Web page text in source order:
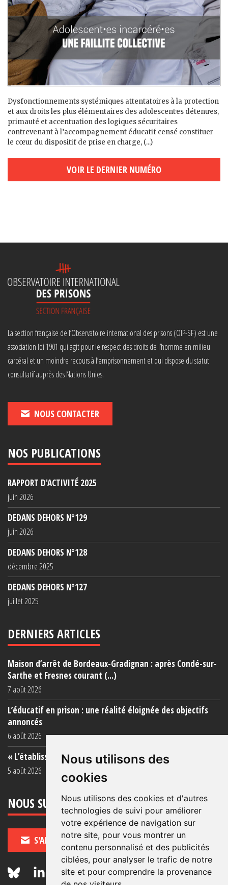
Nous utilisons des
cookies
Nous utilisons des cookies et d'autres
technologies de suivi pour améliorer
votre expérience de navigation sur
notre site, pour vous montrer un
contenu personnalisé et des publicités
ciblées, pour analyser le trafic de notre
site et pour comprendre la provenance
Dysfonctionnements systémiques attentatoires à la protection
et aux droits les plus élémentaires des adolescent·es détenu·es,
primauté et accentuation des logiques sécuritaires
contrevenant à l’accompagnement éducatif censé constituer
le cœur du dispositif de prise en charge, (...)
VOIR LE DERNIER NUMÉRO
La section française de l’Observatoire international des prisons (OIP-SF) est une
association loi 1901 qui agit pour le respect des droits de l’homme en milieu
carcéral et un moindre recours à l’emprisonnement et qui dispose du statut
consultatif auprès des Nations Unies.
NOUS CONTACTER
NOS PUBLICATIONS
RAPPORT D'ACTIVITÉ 2025
juin 2026
DEDANS DEHORS N°129
juin 2026
DEDANS DEHORS N°128
décembre 2025
DEDANS DEHORS N°127
juillet 2025
DERNIERS ARTICLES
Maison d’arrêt de Bordeaux-Gradignan : après Condé-sur-
Sarthe et Fresnes courant (...)
7 août 2026
L’éducatif en prison : une réalité éloignée des objectifs
annoncés
6 août 2026
« L’établissement est une porcherie totale »
5 août 2026
NOUS SUIVRE
S'ABONNER